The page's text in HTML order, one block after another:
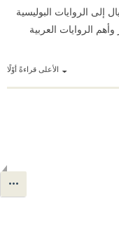
إلى الروايات البوليسية
أبجد أبرز وأهم الروايات العربية
الأعلى قراءةً أوّلًا